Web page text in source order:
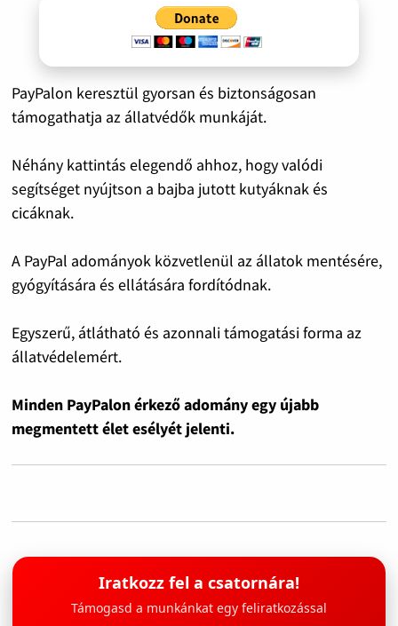
PayPalon keresztül gyorsan és biztonságosan
támogathatja az állatvédők munkáját.
Néhány kattintás elegendő ahhoz, hogy valódi
segítséget nyújtson a bajba jutott kutyáknak és
cicáknak.
A PayPal adományok közvetlenül az állatok mentésére,
gyógyítására és ellátására fordítódnak.
Egyszerű, átlátható és azonnali támogatási forma az
állatvédelemért.
Minden PayPalon érkező adomány egy újabb
megmentett élet esélyét jelenti.
Iratkozz fel a csatornára!
Támogasd a munkánkat egy feliratkozással